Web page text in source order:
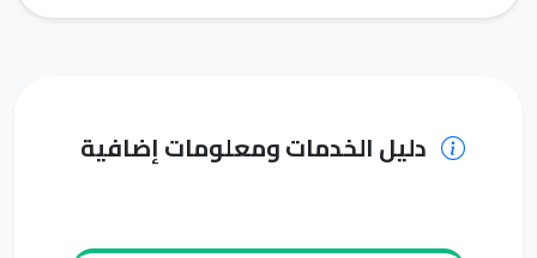
دليل الخدمات ومعلومات إضافية